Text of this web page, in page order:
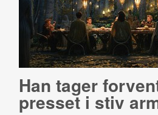
Han tager
pres­set i stiv